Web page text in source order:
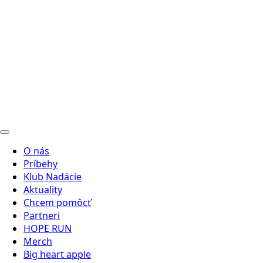
O nás
Príbehy
Klub Nadácie
Aktuality
Chcem pomôcť
Partneri
HOPE RUN
Merch
Big heart apple